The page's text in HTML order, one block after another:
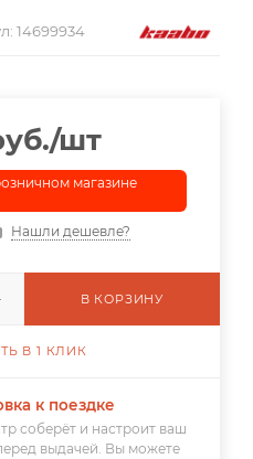
14699934
/шт
магазине
Нашли дешевле?
В КОРЗИНУ
В 1 КЛИК
к поездке
соберёт и настроит ваш
выдачей. Вы можете